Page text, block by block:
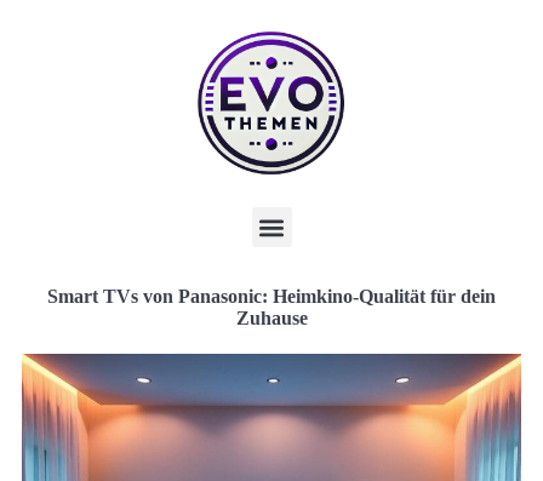
Smart TVs von Panasonic: Heimkino-Qualität für dein
Zuhause